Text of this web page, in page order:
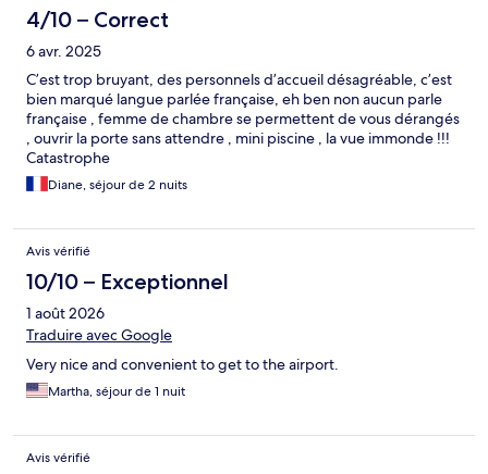
4/10 – Correct
6 avr. 2025
C’est trop bruyant, des personnels d’accueil désagréable, c’est
bien marqué langue parlée française, eh ben non aucun parle
française , femme de chambre se permettent de vous dérangés
, ouvrir la porte sans attendre , mini piscine , la vue immonde !!!
Catastrophe
Diane, séjour de 2 nuits
Avis vérifié
10/10 – Exceptionnel
1 août 2026
Traduire avec Google
Very nice and convenient to get to the airport.
Martha, séjour de 1 nuit
Avis vérifié